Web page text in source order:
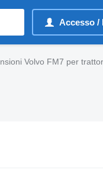
Accesso /
Volvo FM7 per